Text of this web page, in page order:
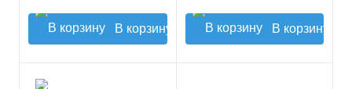
В корзину В корзину